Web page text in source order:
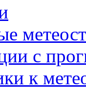
с
к